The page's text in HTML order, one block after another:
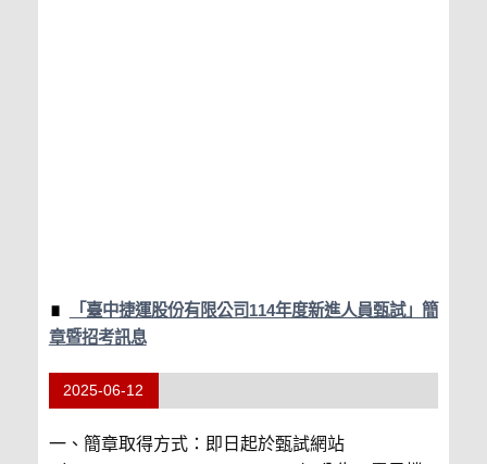
「臺中捷運股份有限公司114年度新進人員甄試」簡
章暨招考訊息
2025-06-12
一、簡章取得方式：即日起於甄試網站